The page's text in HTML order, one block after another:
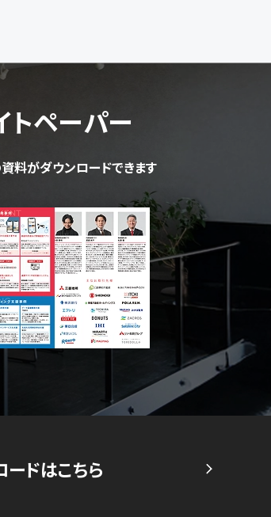
トペーパー
料がダウンロードできます
ドはこちら